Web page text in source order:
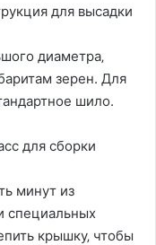
для высадки
диаметра‚
зерен. Для
шило.
для сборки
минут из
специальных
крышку‚ чтобы